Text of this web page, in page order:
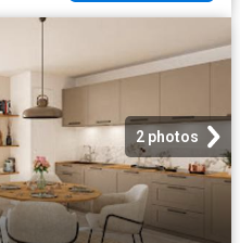
2 photos